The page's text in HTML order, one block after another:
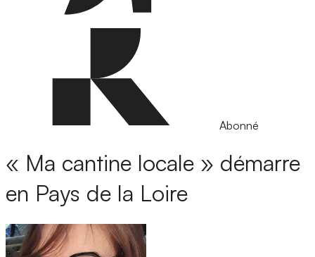
Abonné
« Ma cantine locale » démarre
en Pays de la Loire